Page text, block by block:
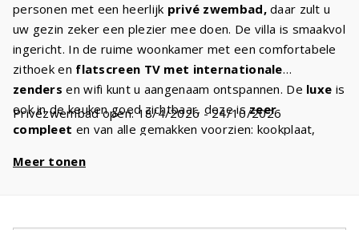
personen met een heerlijk privé zwembad,daar zult u
uw gezin zeker een plezier mee doen. De villa is smaakvol
ingericht. In de ruime woonkamer met een comfortabele
zithoek en flatscreen TV met internationale
zenders en wifi kunt u aangenaam ontspannen. De luxe is
ook in de keuken goed zichtbaar, deze iszeer
compleet en van alle gemakken voorzien: kookplaat,
in de garage een wasmachine en droger. Op de begane
Privézwembad open: 18/4/2026 - 24/10/2026
Meer tonen